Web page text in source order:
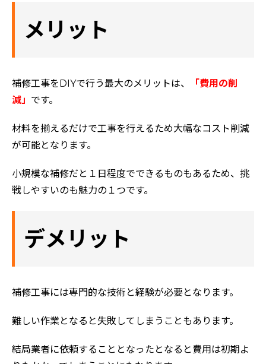
初めての方へ
メリット
補修工事をDIYで行う最大のメリットは、
「費用の削
減」 です。
材料を揃えるだけで工事を行えるため大幅なコスト削減
が可能となります。
小規模な補修だと１日程度でできるものもあるため、挑
戦しやすいのも魅力の１つです。
デメリット
補修工事には専門的な技術と経験が必要となります。
難しい作業となると失敗してしまうこともあります。
結局業者に依頼することとなったとなると費用は初期よ